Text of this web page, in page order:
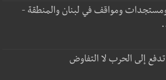
ومواقف في لبنان والمنطقة -
إلى الحرب لا التفاوض